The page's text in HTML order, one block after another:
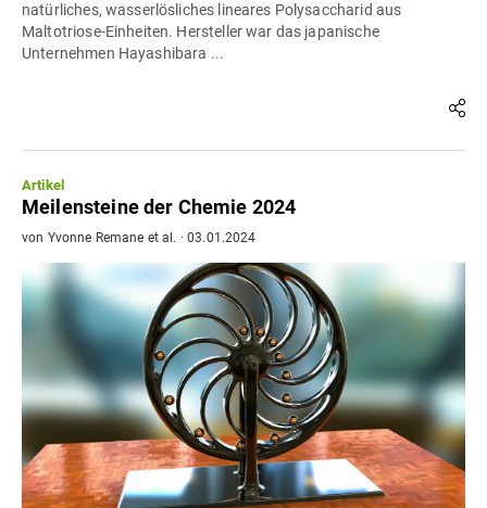
natürliches, wasserlösliches lineares Polysaccharid aus
Maltotriose-Einheiten. Hersteller war das japanische
Unternehmen Hayashibara ...
Artikel
Meilensteine der Chemie 2024
von Yvonne Remane et al. ·03.01.2024